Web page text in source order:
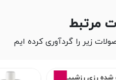
مرتبط
زیر را گردآوری کرده ایم
شده رزی رزشیپ